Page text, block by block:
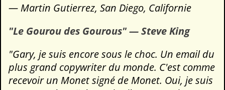
— Martin Gutierrez, San Diego, Californie
"Le Gourou des Gourous" — Steve King
"Gary, je suis encore sous le choc. Un email du
plus grand copywriter du monde. C'est comme
recevoir un Monet signé de Monet. Oui, je suis